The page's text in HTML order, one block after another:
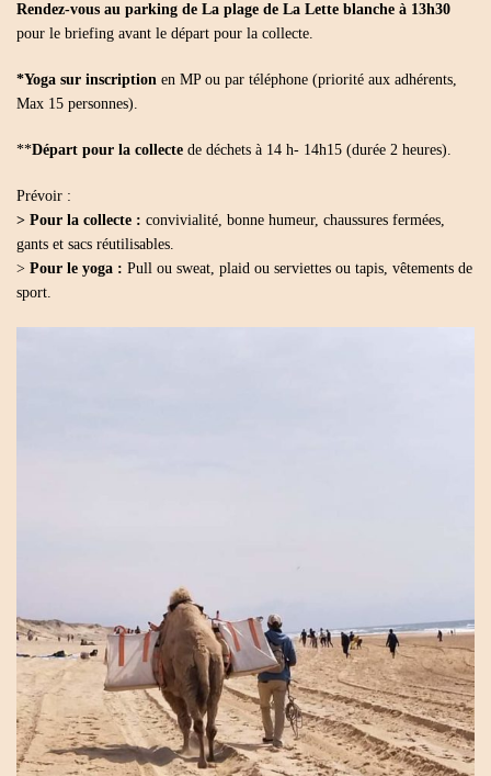
Rendez-vous au parking de La plage de La Lette blanche à 13h30
pour le briefing avant le départ pour la collecte.
*Yoga sur inscription en MP ou par téléphone (priorité aux adhérents,
Max 15 personnes).
**Départ pour la collecte de déchets à 14 h- 14h15 (durée 2 heures).
Prévoir :
> Pour la collecte : convivialité, bonne humeur, chaussures fermées,
gants et sacs réutilisables.
> Pour le yoga : Pull ou sweat, plaid ou serviettes ou tapis, vêtements de
sport.